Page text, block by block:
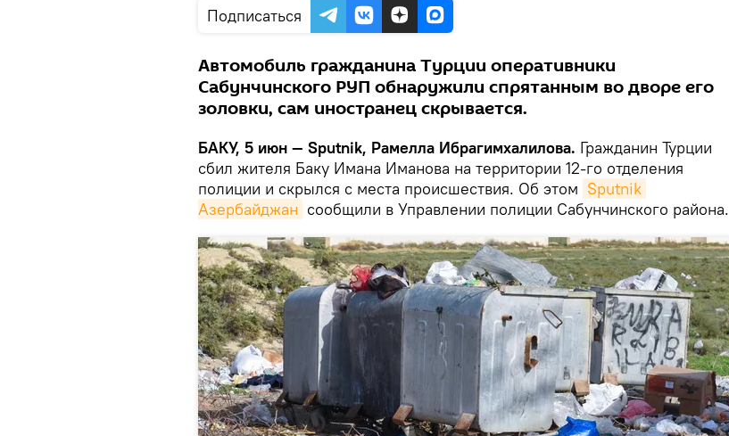
Подписаться
Автомобиль гражданина Турции оперативники
Сабунчинского РУП обнаружили спрятанным во дворе его
золовки, сам иностранец скрывается.
БАКУ, 5 июн — Sputnik, Рамелла Ибрагимхалилова. Гражданин Турции
сбил жителя Баку Имана Иманова на территории 12-го отделения
полиции и скрылся с места происшествия. Об этом Sputnik
Азербайджан сообщили в Управлении полиции Сабунчинского района.